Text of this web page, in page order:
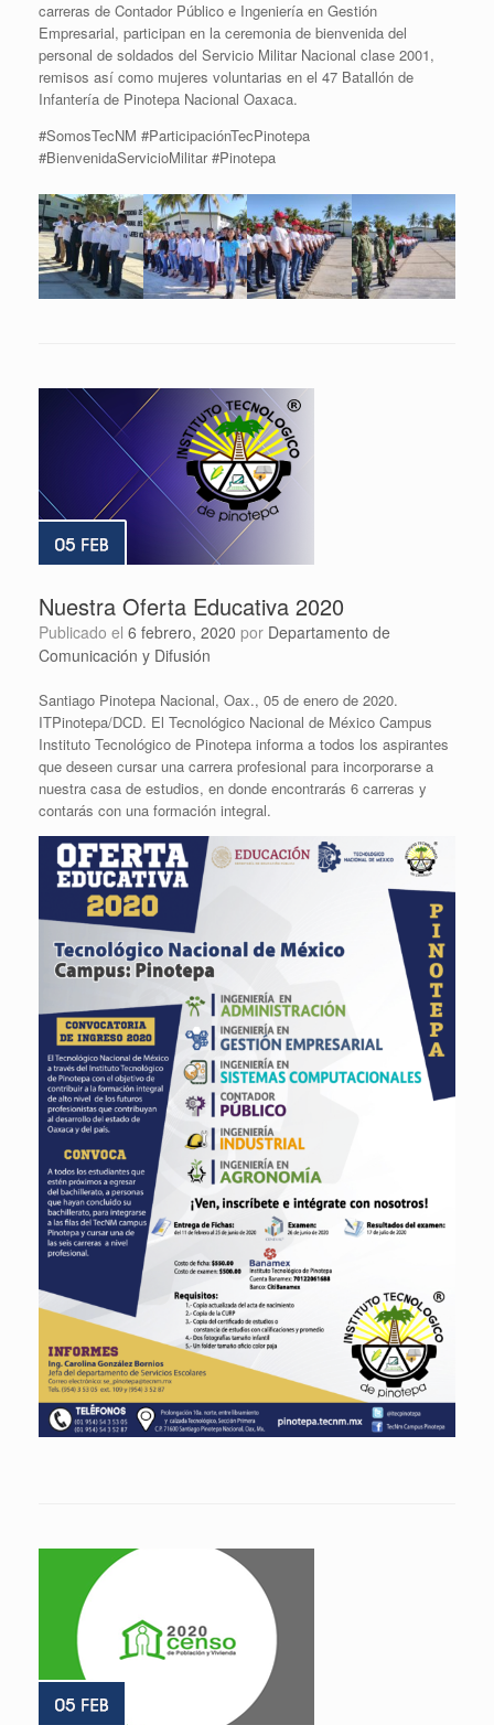
carreras de Contador Público e Ingeniería en Gestión
Empresarial, participan en la ceremonia de bienvenida del
personal de soldados del Servicio Militar Nacional clase 2001,
remisos así como mujeres voluntarias en el 47 Batallón de
Infantería de Pinotepa Nacional Oaxaca.
#SomosTecNM #ParticipaciónTecPinotepa
#BienvenidaServicioMilitar #Pinotepa
Nuestra Oferta Educativa 2020
Publicado el 6 febrero, 2020 por Departamento de
Comunicación y Difusión
Santiago Pinotepa Nacional, Oax., 05 de enero de 2020.
ITPinotepa/DCD. El Tecnológico Nacional de México Campus
Instituto Tecnológico de Pinotepa informa a todos los aspirantes
que deseen cursar una carrera profesional para incorporarse a
nuestra casa de estudios, en donde encontrarás 6 carreras y
contarás con una formación integral.